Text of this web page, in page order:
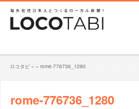
ロコタビ » » rome-776736_1280
rome-776736_1280